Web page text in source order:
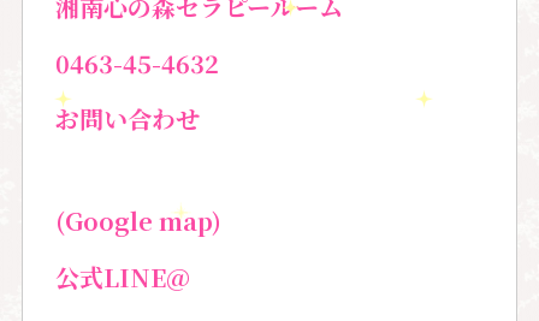
0463-45-4632
お問い合わせ
(Google map)
公式LINE@